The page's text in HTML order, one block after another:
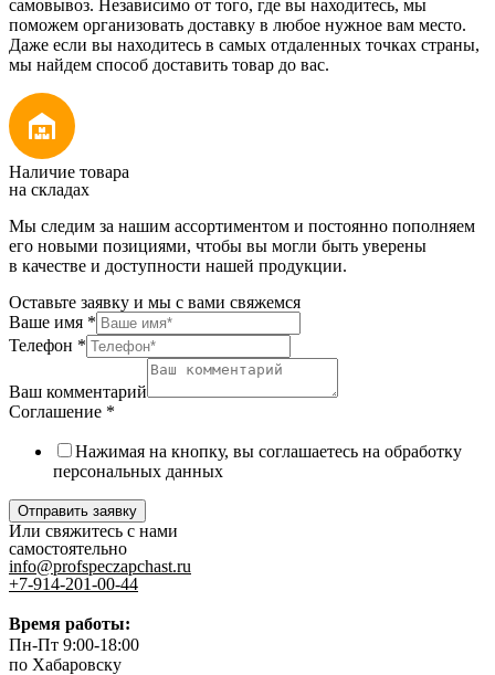
самовывоз. Независимо от того, где вы находитесь, мы
поможем организовать доставку в любое нужное вам место.
Даже если вы находитесь в самых отдаленных точках страны,
мы найдем способ доставить товар до вас.
Наличие товара
на складах
Мы следим за нашим ассортиментом и постоянно пополняем
его новыми позициями, чтобы вы могли быть уверены
в качестве и доступности нашей продукции.
Оставьте заявку и мы с вами свяжемся
Ваше имя *
Телефон *
Ваш комментарий
Соглашение *
Нажимая на кнопку, вы соглашаетесь на обработку
персональных данных
Отправить заявку
Или свяжитесь с нами
самостоятельно
info@profspeczapchast.ru
+7-914-201-00-44
Время работы:
Пн-Пт 9:00-18:00
по Хабаровску